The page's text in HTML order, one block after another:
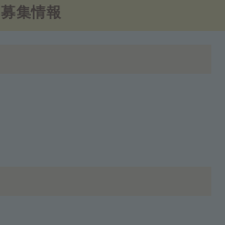
募集情報